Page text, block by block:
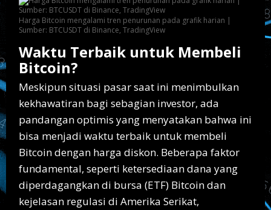
Harga Bitcoin mengalami tren penurunan pada grafik harian |
Sumber: BTCUSDT di Binance, TradingView
Waktu Terbaik untuk Membeli
Bitcoin?
Meskipun situasi pasar saat ini menimbulkan
kekhawatiran bagi sebagian investor, ada
pandangan optimis yang menyatakan bahwa ini
bisa menjadi waktu terbaik untuk membeli
Bitcoin dengan harga diskon. Beberapa faktor
fundamental, seperti ketersediaan dana yang
diperdagangkan di bursa (ETF) Bitcoin dan
kejelasan regulasi di Amerika Serikat,